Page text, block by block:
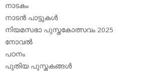
നാടകം
നാടന്‍ പാട്ടുകള്‍
നിയമസഭാ പുസ്തകോത്സവം 2025
നോവല്‍
പഠനം
പുതിയ പുസ്തകങ്ങള്‍